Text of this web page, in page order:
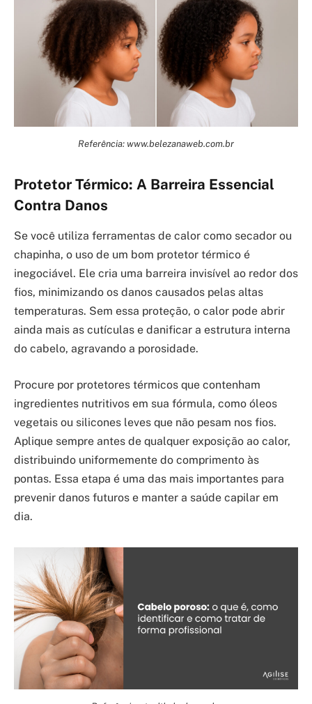
Referência: www.belezanaweb.com.br
Protetor Térmico: A Barreira Essencial
Contra Danos
Se você utiliza ferramentas de calor como secador ou
chapinha, o uso de um bom protetor térmico é
inegociável. Ele cria uma barreira invisível ao redor dos
fios, minimizando os danos causados pelas altas
temperaturas. Sem essa proteção, o calor pode abrir
ainda mais as cutículas e danificar a estrutura interna
do cabelo, agravando a porosidade.
Procure por protetores térmicos que contenham
ingredientes nutritivos em sua fórmula, como óleos
vegetais ou silicones leves que não pesam nos fios.
Aplique sempre antes de qualquer exposição ao calor,
distribuindo uniformemente do comprimento às
pontas. Essa etapa é uma das mais importantes para
prevenir danos futuros e manter a saúde capilar em
dia.